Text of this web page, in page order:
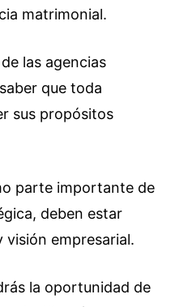
matrimonial.
las agencias
que toda
sus propósitos
parte importante de
deben estar
visión empresarial.
la oportunidad de